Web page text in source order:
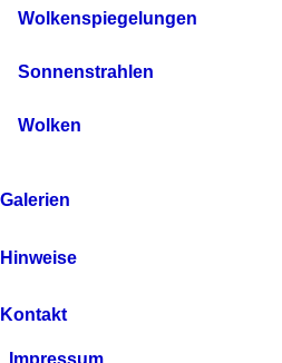
Wolkenspiegelungen
Sonnenstrahlen
Wolken
Galerien
Hinweise
Kontakt
Impressum